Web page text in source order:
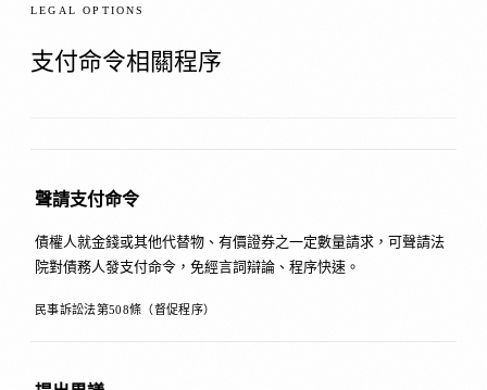
LEGAL OPTIONS
支付命令相關程序
聲請支付命令
債權人就金錢或其他代替物、有價證券之一定數量請求，可聲請法
院對債務人發支付命令，免經言詞辯論、程序快速。
民事訴訟法第508條（督促程序）